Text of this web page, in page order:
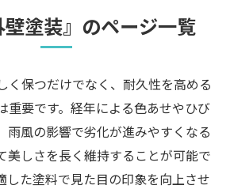
塗装』のページ一覧
く保つだけでなく、耐久性を高める
重要です。経年による色あせやひび
雨風の影響で劣化が進みやすくなる
美しさを長く維持することが可能で
した塗料で見た目の印象を向上させ